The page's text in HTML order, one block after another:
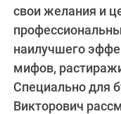
свои желания и
наилучшего
мифов,
Специально для
Викторович